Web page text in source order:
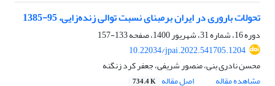
تحولات باروری در ایران برمبنای نسبت توالی زنده‌زایی، 95-1385
دوره 16، شماره 31، شهریور 1400، صفحه
133-157
10.22034/jpai.2022.541705.1204
محسن نادری بنی، منصور شریفی، جعفر کرد زنگنه
مشاهده مقاله
اصل مقاله 734.4 K